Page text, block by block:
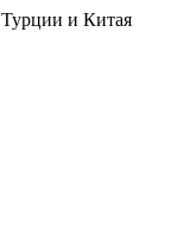
Турции и Китая